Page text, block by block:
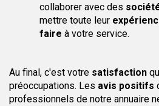
collaborer avec des
mettre toute leur
faire à votre service.
Au final, c'est votre satisfaction
préoccupations. Les avis positifs
professionnels de notre annuaire